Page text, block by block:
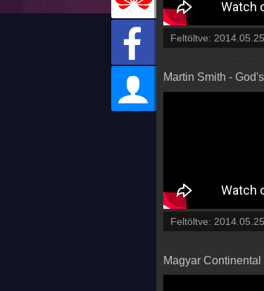
Feltöltve:
Martin Smith -
Feltöltve:
Magyar